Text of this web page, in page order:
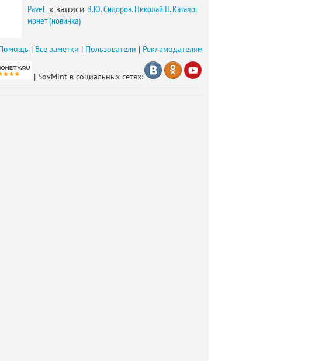
PaveL к записи В.Ю. Сидоров. Николай II. Каталог
монет (новинка)
| Все заметки | Пользователи | Рекламодателям
| SovMint в социальных сетях: